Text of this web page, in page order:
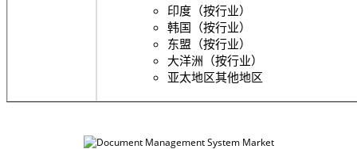
印度（按行业）
韩国（按行业）
东盟（按行业）
大洋洲（按行业）
亚太地区其他地区